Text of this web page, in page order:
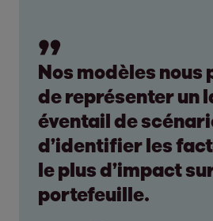
Nos modèles
de représenter un
éventail de
d’identifier les
le plus d’impact
portefeuille.